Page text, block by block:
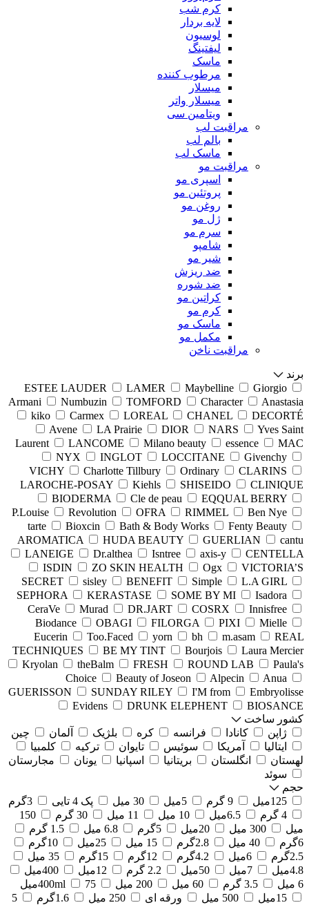
کرم شب
لایه بردار
لوسیون
لیفتینگ
ماسک
مرطوب کننده
میسلار
میسلار واتر
ویتامین سی
مراقبت لب
بالم لب
ماسک لب
مراقبت مو
اسپری مو
پروتئین مو
روغن مو
ژل مو
سرم مو
شامپو
شیر مو
ضد ریزش
ضد شوره
کراتین مو
کرم مو
ماسک مو
مکمل مو
مراقبت ناخن
برند
ESTEE LAUDER
LAMER Maybelline
Giorgio
Armani
Numbuzin TOMFORD Character
Anastasia
kiko
Carmex LOREAL CHANEL
DECORTÉ
Avene
LA Prairie DIOR NARS
Yves Saint
Laurent
LANCOME Milano beauty essence
MAC
NYX
INGLOT LOCCITANE
Givenchy
VICHY
Charlotte Tillbury Ordinary
CLARINS
LAROCHE-POSAY
Kiehls SHISEIDO
CLINIQUE
BIODERMA
Cle de peau
EQQUAL BERRY
P.Louise
Revolution OFRA RIMMEL
Ben Nye
tarte
Bioxcin Bath & Body Works
Fenty Beauty
AROMATICA
HUDA BEAUTY GUERLIAN
cantu
LANEIGE
Dr.althea Isntree axis-y
CENTELLA
ISDIN
ZO SKIN HEALTH Ogx
VICTORIA’S
SECRET
sisley BENEFIT Simple
L.A GIRL
SEPHORA
KERASTASE SOME BY MI
Isadora
CeraVe
Murad DR.JART COSRX
Innisfree
Biodance
OBAGI FILORGA PIXI
Mielle
Eucerin
Too.Faced yorn bh m.asam
REAL
TECHNIQUES
BE MY TINT Bourjois
Laura Mercier
Kryolan
theBalm FRESH ROUND LAB
Paula's
Choice
Beauty of Joseon Alpecin
Anua
GUERISSON
SUNDAY RILEY I'M from
Embryolisse
Evidens
DRUNK ELEPHENT
BIOSANCE
کشور ساخت
ژاپن
کانادا فرانسه کره بلژیک آلمان
چین
ایتالیا
آمریکا سوئیس تایوان ترکیه
کلمبیا
لهستان
انگلستان بریتانیا اسپانیا یونان
مجارستان
سوئد
حجم
125میل
9 گرم 5میل 30 میل پک 4 تایی
3گرم
4 گرم
6.5میل 10 میل 11 میل 30 گرم
150
میل
300 میل 20میل 5گرم 6.8 میل
1.5 گرم
6گرم
40 میل 2.8گرم 15 میل 25میل
10گرم
2.5گرم
6میل 4.2گرم 12گرم 15گرم
35 میل
4.8میل
7میل 50میل 2.2 گرم 12میل
400میل
6 میل
3.5 گرم 60 میل 200 میل 400ml
75میل
15میل
500 میل ورقه ای 250 میل 1.6گرم
5